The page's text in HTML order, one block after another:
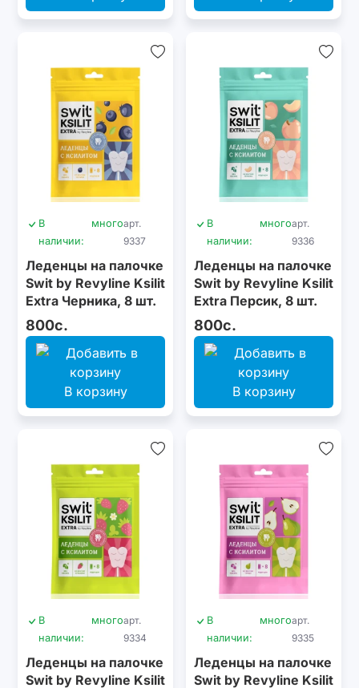
В
наличии:
многоарт.
9337
Леденцы на палочке
Swit by Revyline Ksilit
Extra Черника, 8 шт.
800с.
В корзину
В
наличии:
многоарт.
9336
Леденцы на палочке
Swit by Revyline Ksilit
Extra Персик, 8 шт.
800с.
В корзину
В
наличии:
многоарт.
9334
Леденцы на палочке
Swit by Revyline Ksilit
В
наличии:
многоарт.
9335
Леденцы на палочке
Swit by Revyline Ksilit